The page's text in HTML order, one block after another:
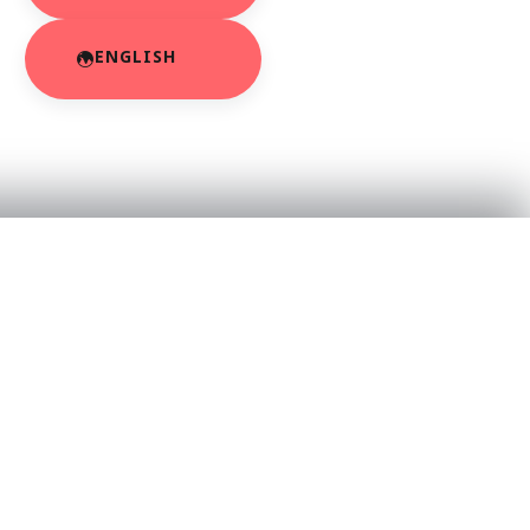
ENGLISH